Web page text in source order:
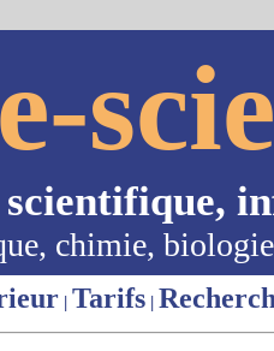
scientifique,
chimie,
| Tarifs |